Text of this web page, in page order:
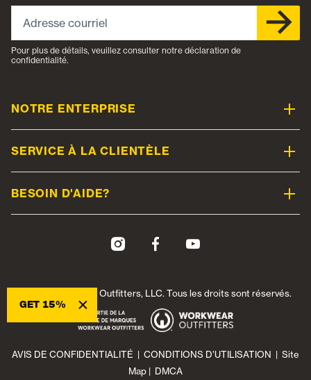
Adresse courriel
Pour plus de détails, veuillez consulter notre déclaration de
confidentialité.
×
GET 15%
NOTRE ENTERPRISE
SERVICE À LA CLIENTÈLE
BESOIN D'AIDE?
© 2026 Workwear Outfitters, LLC. Tous les droits sont réservés.
AVIS DE CONFIDENTIALITÉ | CONDITIONS D’UTILISATION | Site
Map | DMCA